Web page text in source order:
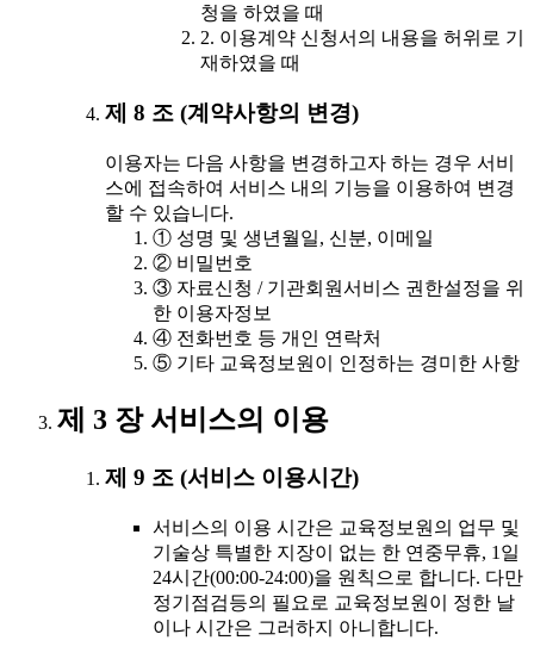
청을 하였을 때
2. 이용계약 신청서의 내용을 허위로 기
재하였을 때
제 8 조 (계약사항의 변경)
이용자는 다음 사항을 변경하고자 하는 경우 서비
스에 접속하여 서비스 내의 기능을 이용하여 변경
할 수 있습니다.
① 성명 및 생년월일, 신분, 이메일
② 비밀번호
③ 자료신청 / 기관회원서비스 권한설정을 위
한 이용자정보
④ 전화번호 등 개인 연락처
⑤ 기타 교육정보원이 인정하는 경미한 사항
제 3 장 서비스의 이용
제 9 조 (서비스 이용시간)
서비스의 이용 시간은 교육정보원의 업무 및
기술상 특별한 지장이 없는 한 연중무휴, 1일
24시간(00:00-24:00)을 원칙으로 합니다. 다만
정기점검등의 필요로 교육정보원이 정한 날
이나 시간은 그러하지 아니합니다.